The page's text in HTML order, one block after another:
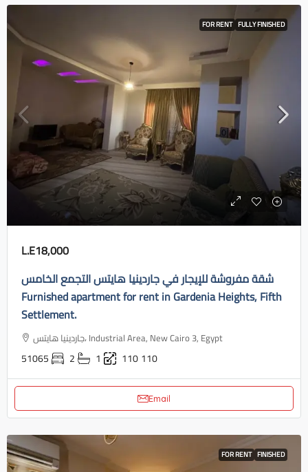
FOR RENT FULLY FINISHED
L.E18,000
شقة مفروشة للإيجار في جاردينيا هايتس التجمع الخامس
Furnished apartment for rent in Gardenia Heights, Fifth
Settlement.
جاردينيا هايتس، Industrial Area, New Cairo 3, Egypt
51065 2 1 110110
Email
FOR RENT FINISHED